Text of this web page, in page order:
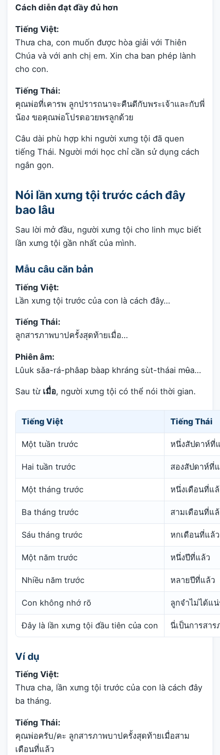
Cách diễn đạt đầy đủ hơn
Tiếng Việt:
Thưa cha, con muốn được hòa giải với Thiên
Chúa và với anh chị em. Xin cha ban phép lành
cho con.
Tiếng Thái:
คุณพ่อที่เคารพ ลูกปรารถนาจะคืนดีกับพระเจ้าและกับพี่
น้อง ขอคุณพ่อโปรดอวยพรลูกด้วย
Câu dài phù hợp khi người xưng tội đã quen
tiếng Thái. Người mới học chỉ cần sử dụng cách
ngắn gọn.
Nói lần xưng tội trước cách đây
bao lâu
Sau lời mở đầu, người xưng tội cho linh mục biết
lần xưng tội gần nhất của mình.
Mẫu câu căn bản
Tiếng Việt:
Lần xưng tội trước của con là cách đây…
Tiếng Thái:
ลูกสารภาพบาปครั้งสุดท้ายเมื่อ…
Phiên âm:
Lûuk sǎa-rá-phâap bàap khráng sùt-tháai mʉ̂a…
Sau từ เมื่อ, người xưng tội có thể nói thời gian.
Tiếng Việt Tiếng Thái
Một tuần trước หนึ่งสัปดาห์ที่
Hai tuần trước สองสัปดาห์ที่
Một tháng trước หนึ่งเดือนที่แ
Ba tháng trước สามเดือนที่แ
Sáu tháng trước หกเดือนที่แล้ว
Một năm trước หนึ่งปีที่แล้ว
Nhiều năm trước หลายปีที่แล้ว
Con không nhớ rõ ลูกจำไม่ได้แ
Đây là lần xưng tội đầu tiên của con นี่เป็นการสา
Ví dụ
Tiếng Việt:
Thưa cha, lần xưng tội trước của con là cách đây
ba tháng.
Tiếng Thái:
คุณพ่อครับ/คะ ลูกสารภาพบาปครั้งสุดท้ายเมื่อสาม
เดือนที่แล้ว